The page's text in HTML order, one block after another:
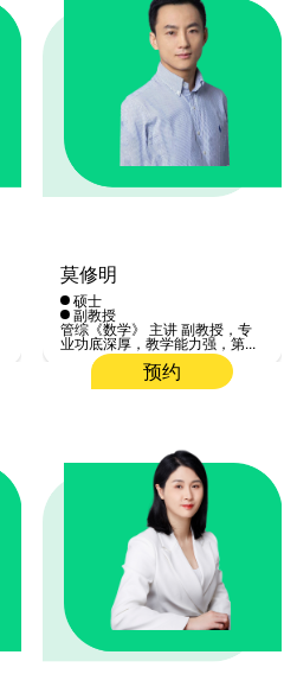
莫修明
硕士
副教授
管综《数学》 主讲 副教授，专
业功底深厚，教学能力强，第...
预约